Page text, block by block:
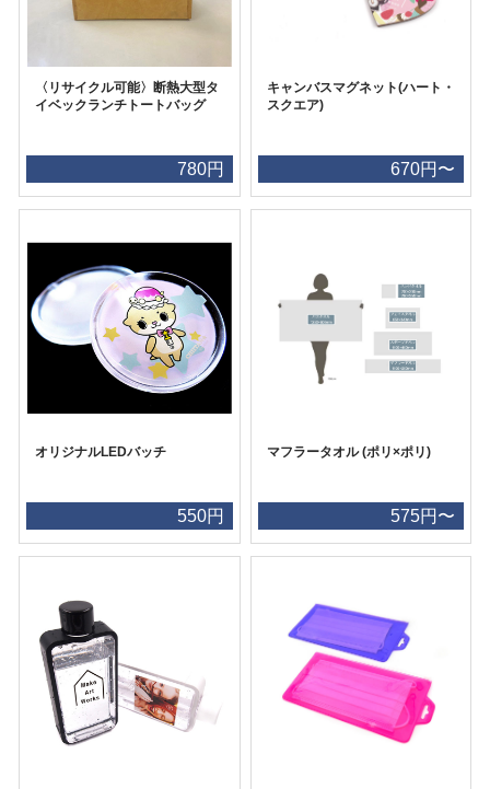
〈リサイクル可能〉断熱大型タ
イベックランチトートバッグ
780円
キャンバスマグネット(ハート・
スクエア)
670円〜
オリジナルLEDバッチ
550円
マフラータオル (ポリ×ポリ)
575円〜